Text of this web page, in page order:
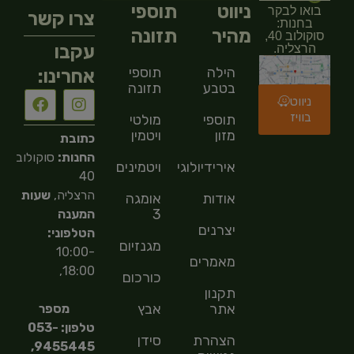
בואו לבקר
בחנות:
סוקולוב 40,
הרצליה.
ניווט
בוויז
ניווט
מהיר
הילה
בטבע
תוספי
מזון
אירידיולוגיה
אודות
יצרנים
מאמרים
תקנון
אתר
הצהרת
תוספי
תזונה
תוספי
תזונה
מולטי
ויטמין
ויטמינים
אומגה
3
מגנזיום
כורכום
אבץ
סידן
צרו קשר
עקבו
אחרינו:
כתובת
החנות: סוקולוב
40
הרצליה,שעות
המענה
הטלפוני:
10:00-
18:00,
מספר
טלפון: 053-
9455445,